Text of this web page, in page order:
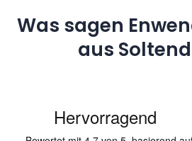
Was sagen
aus